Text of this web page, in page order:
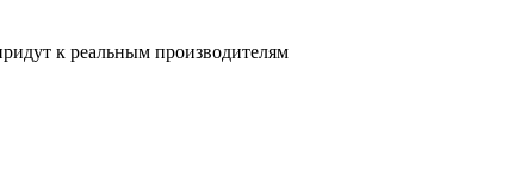
к реальным производителям